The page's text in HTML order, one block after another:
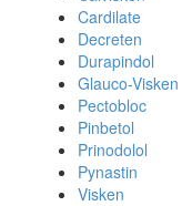
Cardilate
Decreten
Durapindol
Glauco-Visken
Pectobloc
Pinbetol
Prinodolol
Pynastin
Visken